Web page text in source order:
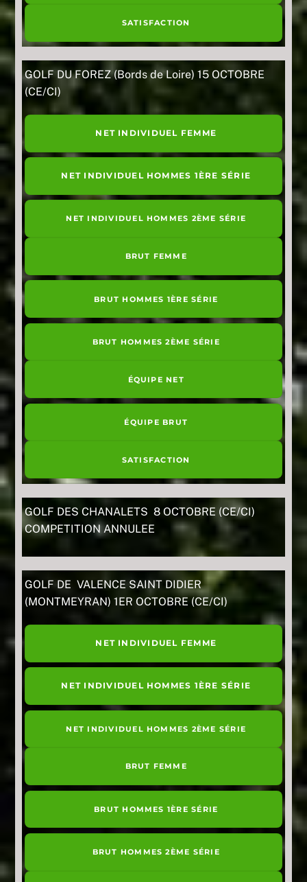
SATISFACTION
GOLF DU FOREZ (Bords de Loire) 15 OCTOBRE
(CE/CI)
NET INDIVIDUEL FEMME
NET INDIVIDUEL HOMMES 1ÈRE SÉRIE
NET INDIVIDUEL HOMMES 2ÈME SÉRIE
BRUT FEMME
BRUT HOMMES 1ÈRE SÉRIE
BRUT HOMMES 2ÈME SÉRIE
ÉQUIPE NET
ÉQUIPE BRUT
SATISFACTION
GOLF DES CHANALETS 8 OCTOBRE (CE/CI)
COMPETITION ANNULEE
GOLF DE VALENCE SAINT DIDIER
(MONTMEYRAN) 1ER OCTOBRE (CE/CI)
NET INDIVIDUEL FEMME
NET INDIVIDUEL HOMMES 1ÈRE SÉRIE
NET INDIVIDUEL HOMMES 2ÈME SÉRIE
BRUT FEMME
BRUT HOMMES 1ÈRE SÉRIE
BRUT HOMMES 2ÈME SÉRIE